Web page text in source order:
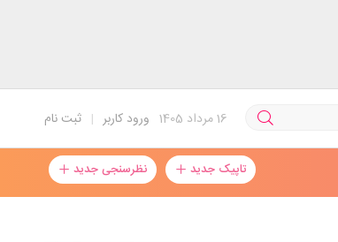
ثبت نام | ورود کاربر 16مرداد 1405
تاپیک جدید نظرسنجی جدید